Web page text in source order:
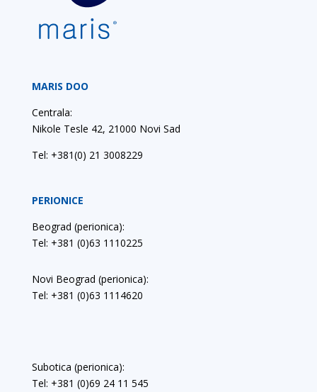
MARIS DOO
Centrala:
Nikole Tesle 42, 21000 Novi Sad
Tel: +381(0) 21 3008229
PERIONICE
Beograd (perionica):
Tel: +381 (0)63 1110225
Novi Beograd (perionica):
Tel: +381 (0)63 1114620
Subotica (perionica):
Tel: +381 (0)69 24 11 545